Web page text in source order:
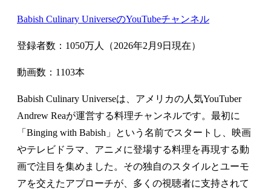
Babish Culinary UniverseのYouTubeチャンネル
登録者数：1050万人（2026年2月9日現在）
動画数：1103本
Babish Culinary Universeは、アメリカの人気YouTuber
Andrew Reaが運営する料理チャンネルです。最初に
「Binging with Babish」という名前でスタートし、映画
やテレビドラマ、アニメに登場する料理を再現する動
画で注目を集めました。その独自のスタイルとユーモ
アを交えたアプローチが、多くの視聴者に支持されて